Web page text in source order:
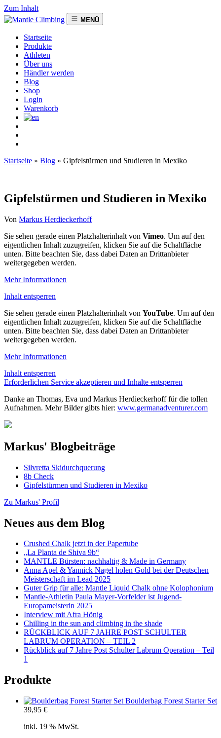
Zum Inhalt
MENÜ
Startseite
Produkte
Athleten
Über uns
Händler werden
Blog
Shop
Login
Warenkorb
Startseite » Blog » Gipfelstürmen und Studieren in Mexiko
Gipfelstürmen und Studieren in Mexiko
Von Markus Herdieckerhoff
Sie sehen gerade einen Platzhalterinhalt von Vimeo. Um auf den
eigentlichen Inhalt zuzugreifen, klicken Sie auf die Schaltfläche
unten. Bitte beachten Sie, dass dabei Daten an Drittanbieter
weitergegeben werden.
Mehr Informationen
Inhalt entsperren
Sie sehen gerade einen Platzhalterinhalt von YouTube. Um auf den
eigentlichen Inhalt zuzugreifen, klicken Sie auf die Schaltfläche
unten. Bitte beachten Sie, dass dabei Daten an Drittanbieter
weitergegeben werden.
Mehr Informationen
Inhalt entsperren
Erforderlichen Service akzeptieren und Inhalte entsperren
Danke an Thomas, Eva und Markus Herdieckerhoff für die tollen
Aufnahmen. Mehr Bilder gibts hier: www.germanadventurer.com
Markus' Blogbeiträge
Silvretta Skidurchquerung
8b Check
Gipfelstürmen und Studieren in Mexiko
Zu Markus' Profil
Neues aus dem Blog
Crushed Chalk jetzt in der Papertube
„La Planta de Shiva 9b“
MANTLE Bürsten: nachhaltig & Made in Germany
Anna Apel & Yannick Nagel holen Gold bei der Deutschen
Meisterschaft im Lead 2025
Guter Grip für alle: Mantle Liquid Chalk ohne Kolophonium
Mantle-Athletin Paula Mayer-Vorfelder ist Jugend-
Europameisterin 2025
Interview mit Afra Hönig
Chilling in the sun and climbing in the shade
RÜCKBLICK AUF 7 JAHRE POST SCHULTER
LABRUM OPERATION – TEIL 2
Rückblick auf 7 Jahre Post Schulter Labrum Operation – Teil
1
Produkte
Boulderbag Forest Starter Set
39,95 €
inkl. 19 % MwSt.